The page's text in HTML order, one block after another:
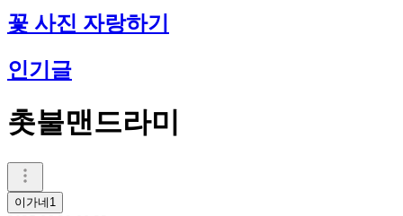
꽃 사진 자랑하기
인기글
촛불맨드라미
이가네1